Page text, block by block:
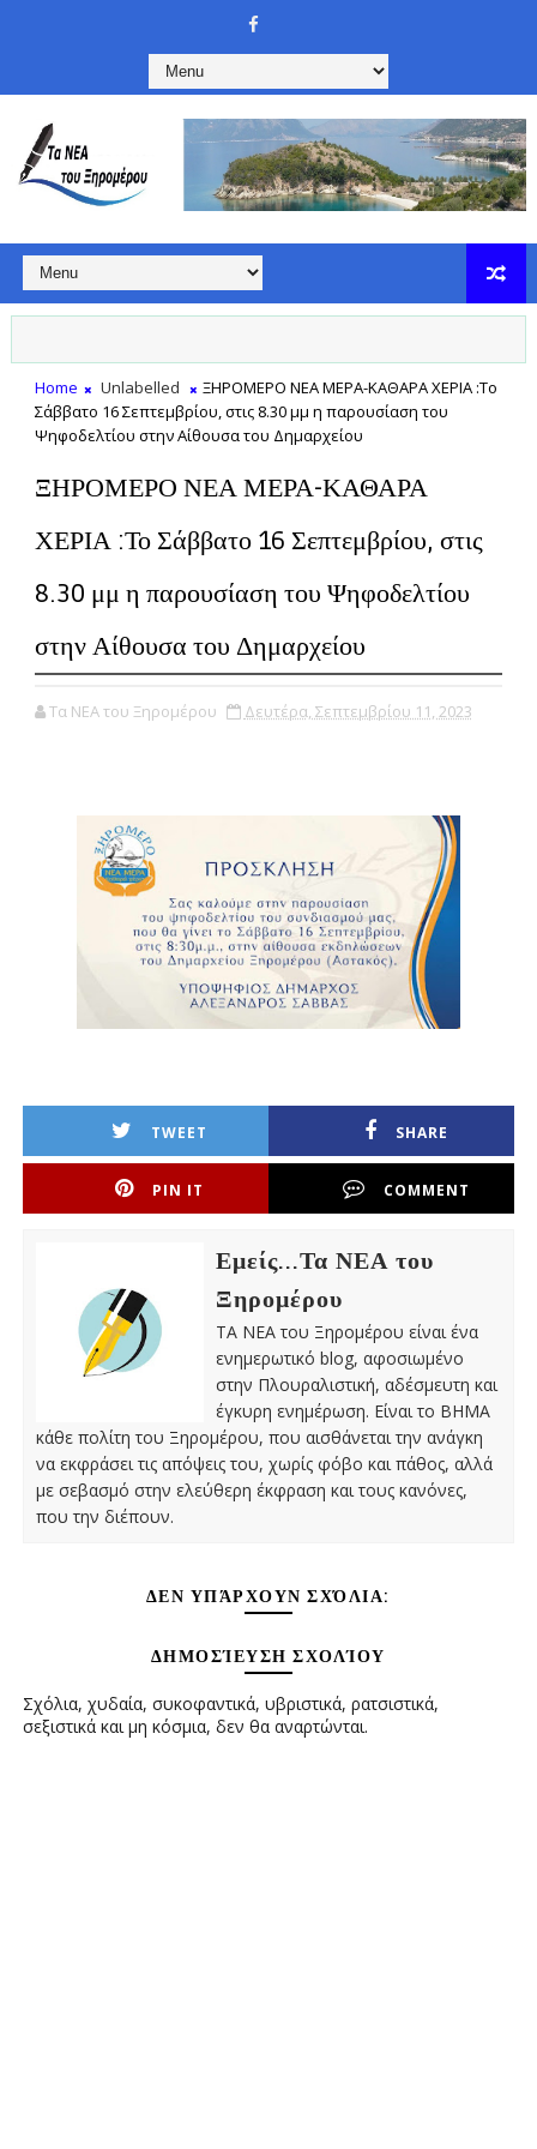
Home Unlabelled
ΞΗΡΟΜΕΡΟ ΝΕΑ ΜΕΡΑ-ΚΑΘΑΡΑ ΧΕΡΙΑ :Το
Σάββατο 16 Σεπτεμβρίου, στις 8.30 μμ η παρουσίαση του
Ψηφοδελτίου στην Αίθουσα του Δημαρχείου
ΞΗΡΟΜΕΡΟ ΝΕΑ ΜΕΡΑ-ΚΑΘΑΡΑ
ΧΕΡΙΑ :Το Σάββατο 16 Σεπτεμβρίου, στις
8.30 μμ η παρουσίαση του Ψηφοδελτίου
στην Αίθουσα του Δημαρχείου
Τα ΝΕΑ του Ξηρομέρου Δευτέρα, Σεπτεμβρίου 11, 2023
TWEET SHARE
PIN IT COMMENT
Εμείς...Τα ΝΕΑ του
Ξηρομέρου
ΤΑ ΝΕΑ του Ξηρομέρου είναι ένα
ενημερωτικό blog, αφοσιωμένο
στην Πλουραλιστική, αδέσμευτη και
έγκυρη ενημέρωση. Είναι το ΒΗΜΑ
κάθε πολίτη του Ξηρομέρου, που αισθάνεται την ανάγκη
να εκφράσει τις απόψεις του, χωρίς φόβο και πάθος, αλλά
με σεβασμό στην ελεύθερη έκφραση και τους κανόνες,
που την διέπουν.
ΔΕΝ ΥΠΆΡΧΟΥΝ ΣΧΌΛΙΑ:
ΔΗΜΟΣΊΕΥΣΗ ΣΧΟΛΊΟΥ
Σχόλια, χυδαία, συκοφαντικά, υβριστικά, ρατσιστικά,
σεξιστικά και μη κόσμια, δεν θα αναρτώνται.